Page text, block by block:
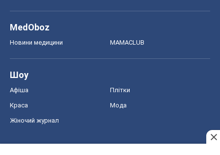
MedOboz
Новини медицини MAMACLUB
Шоу
Афіша Плітки
Краса Мода
Жіночий журнал